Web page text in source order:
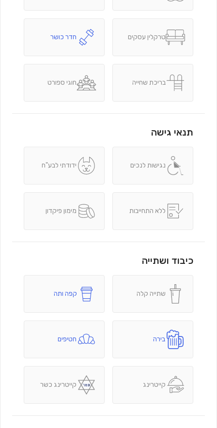
טרקלין עסקים חדר כושר
בריכת שחייה חוגי ספורט
תנאי גישה
נגישות לנכים ידודתי לבע"ח
ללא התחייבות מימון פיקדון
כיבוד ושתייה
שתייה קלה קפה ותה
בירה חטיפים
קייטרינג קייטרינג כשר